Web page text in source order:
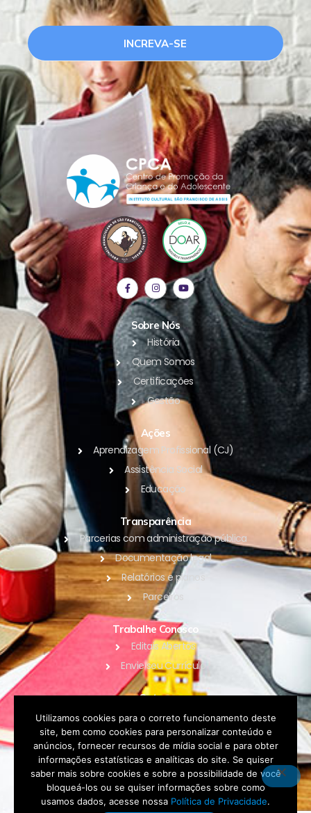
INCREVA-SE
Sobre Nós
História
Quem Somos
Certificações
Gestão
Ações
Aprendizagem Profissional (CJ)
Assistência Social
Educação
Transparência
Parcerias com administração pública
Documentação legal
Relatórios e planos
Parceiros
Trabalhe Conosco
Editais Abertos
Envie seu Currículo
Outros
Blog
Contato
Política de Privacidade
DOAR
Utilizamos cookies para o correto funcionamento deste
site, bem como cookies para personalizar conteúdo e
anúncios, fornecer recursos de mídia social e para obter
informações estatísticas e analíticas do site. Se quiser
saber mais sobre cookies e sobre a possibilidade de você
bloqueá-los ou se quiser informações sobre como
usamos dados, acesse nossa Política de Privacidade.